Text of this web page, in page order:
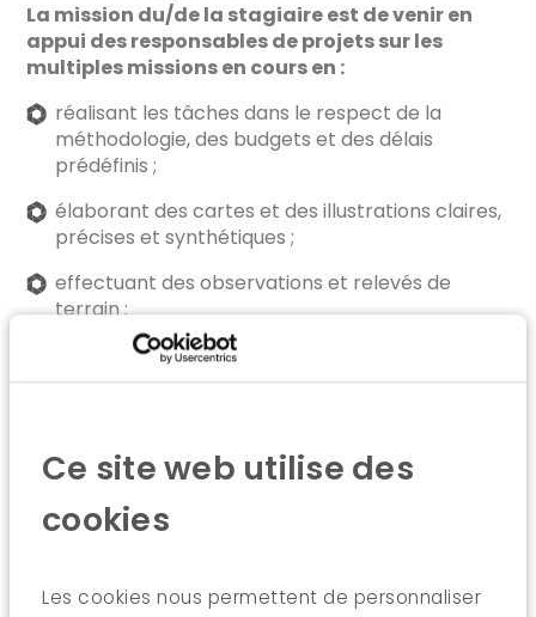
Ce site web utilise des
cookies
Les cookies nous permettent de personnaliser
La mission du/de la stagiaire est de venir en
appui des responsables de projets sur les
multiples missions en cours en :
réalisant les tâches dans le respect de la
méthodologie, des budgets et des délais
prédéfinis ;
élaborant des cartes et des illustrations claires,
précises et synthétiques ;
effectuant des observations et relevés de
terrain ;
donnant un appui logistique dans l’organisation
de formations ;
l’information auprès de ses co-équipiers ;
différents niveaux de complexité/synthèse.
stagiaire sera amené.e à travailler sont :